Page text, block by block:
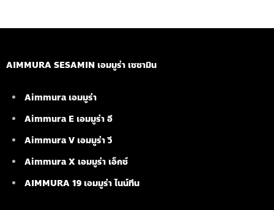
AIMMURA SESAMIN เอมมูร่า เซซามิน
Aimmura เอมมูร่า
Aimmura E เอมมูร่า อี
Aimmura V เอมมูร่า วี
Aimmura X เอมมูร่า เอ็กซ์
AIMMURA 19 เอมมูร่า ไนน์ทีน